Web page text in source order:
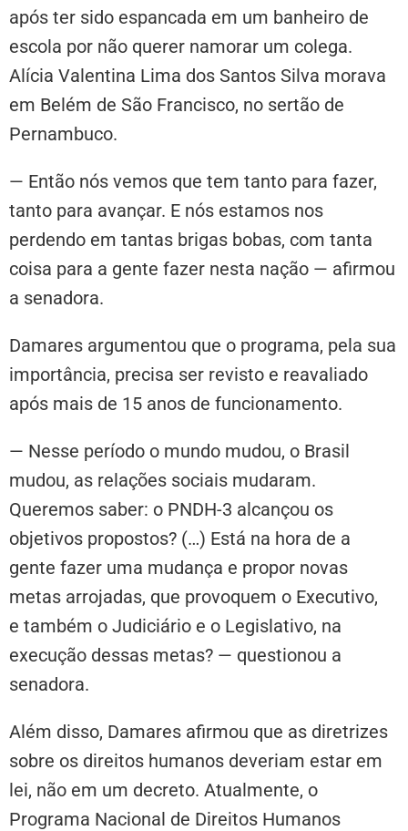
após ter sido espancada em um banheiro de
escola por não querer namorar um colega.
Alícia Valentina Lima dos Santos Silva morava
em Belém de São Francisco, no sertão de
Pernambuco.
— Então nós vemos que tem tanto para fazer,
tanto para avançar. E nós estamos nos
perdendo em tantas brigas bobas, com tanta
coisa para a gente fazer nesta nação — afirmou
a senadora.
Damares argumentou que o programa, pela sua
importância, precisa ser revisto e reavaliado
após mais de 15 anos de funcionamento.
— Nesse período o mundo mudou, o Brasil
mudou, as relações sociais mudaram.
Queremos saber: o PNDH-3 alcançou os
objetivos propostos? (…) Está na hora de a
gente fazer uma mudança e propor novas
metas arrojadas, que provoquem o Executivo,
e também o Judiciário e o Legislativo, na
execução dessas metas? — questionou a
senadora.
Além disso, Damares afirmou que as diretrizes
sobre os direitos humanos deveriam estar em
lei, não em um decreto. Atualmente, o
Programa Nacional de Direitos Humanos